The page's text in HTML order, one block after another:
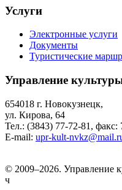
Услуги
Электронные услуги
Документы
Туристические
Управление
654018 г. Новокузнецк,
ул. Кирова, 64
Тел.: (3843) 77-72-81 , факс:
E-mail: upr-kult-
© 2009–2026. Управление
ч